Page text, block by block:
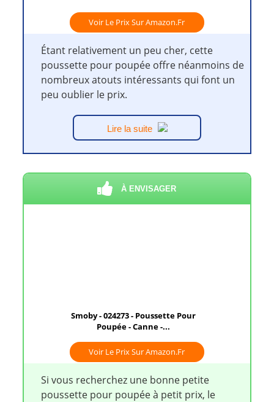
Voir Le Prix Sur Amazon.fr
Étant relativement un peu cher, cette
poussette pour poupée offre néanmoins de
nombreux atouts intéressants qui font un
peu oublier le prix.
Lire la suite
À ENVISAGER
Smoby - 024273 - Poussette Pour
Poupée - Canne -...
Voir Le Prix Sur Amazon.fr
Si vous recherchez une bonne petite
poussette pour poupée à petit prix, le